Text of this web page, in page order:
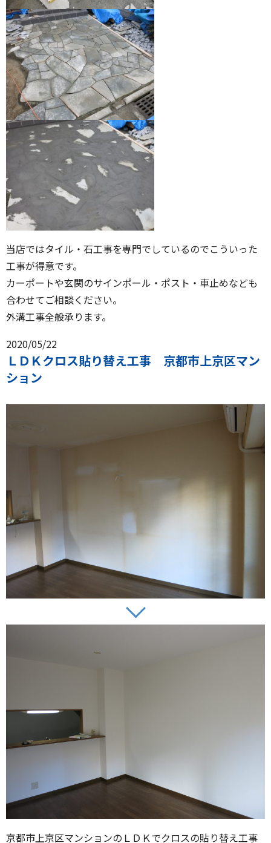
当店ではタイル・石工事を専門でしているのでこういった
工事が得意です。
カーポートや玄関のサインポール・ポスト・車止めなども
合わせてご相談ください。
外溝工事全般承ります。
2020/05/22
ＬＤＫクロス貼り替え工事 京都市上京区マン
ション
京都市上京区マンションのＬＤＫでクロスの貼り替え工事